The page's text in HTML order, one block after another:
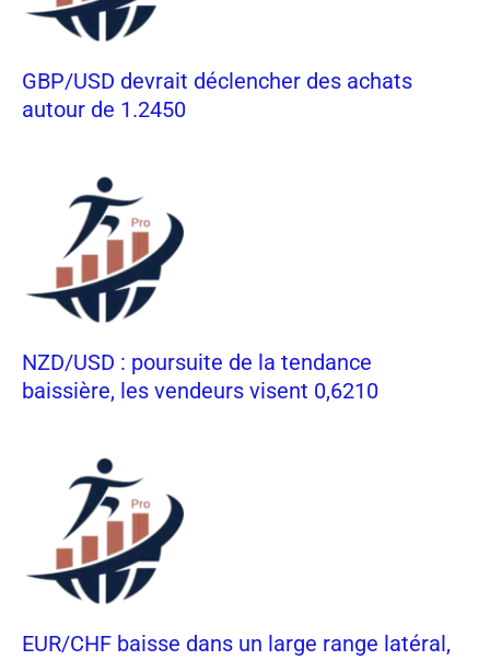
GBP/USD devrait déclencher des achats
autour de 1.2450
NZD/USD : poursuite de la tendance
baissière, les vendeurs visent 0,6210
EUR/CHF baisse dans un large range latéral,